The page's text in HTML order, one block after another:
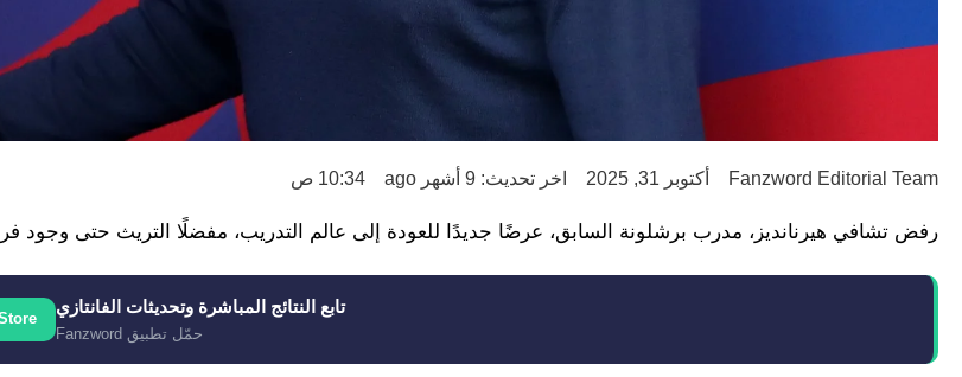
Fanzword Editorial Team أكتوبر 31, 2025 اخر تحديث: 9 أشهر ago 10:34 ص
رفض تشافي هيرنانديز، مدرب برشلونة السابق، عرضًا جديدًا للعودة إلى عالم التدريب، مفضلًا التريث حتى وجود
تابع النتائج المباشرة وتحديثات الفانتازي
حمّل تطبيق Fanzword